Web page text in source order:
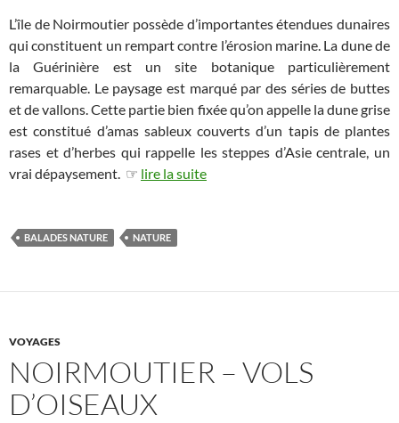
L’île de Noirmoutier possède d’importantes étendues dunaires
qui constituent un rempart contre l’érosion marine. La dune de
la Guérinière est un site botanique particulièrement
remarquable. Le paysage est marqué par des séries de buttes
et de vallons. Cette partie bien fixée qu’on appelle la dune grise
est constitué d’amas sableux couverts d’un tapis de plantes
rases et d’herbes qui rappelle les steppes d’Asie centrale, un
vrai dépaysement. ☞ lire la suite
BALADES NATURE NATURE
VOYAGES
NOIRMOUTIER – VOLS
D’OISEAUX